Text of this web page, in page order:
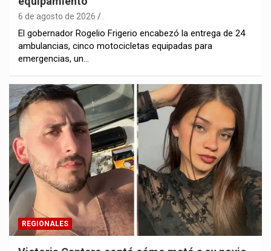
6 de agosto de 2026
El gobernador Rogelio Frigerio encabezó la entrega de 24
ambulancias, cinco motocicletas equipadas para
emergencias, un…
REGIONALES